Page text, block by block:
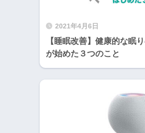
2021年4月6日
【睡眠改善】健康的な眠
が始めた３つのこと